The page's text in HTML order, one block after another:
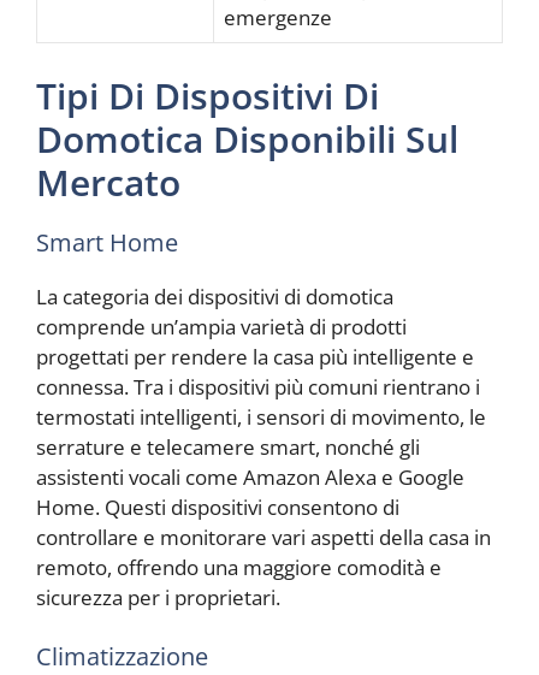
emergenze
Tipi Di Dispositivi Di
Domotica Disponibili Sul
Mercato
Smart Home
La categoria dei dispositivi di domotica
comprende un’ampia varietà di prodotti
progettati per rendere la casa più intelligente e
connessa. Tra i dispositivi più comuni rientrano i
termostati intelligenti, i sensori di movimento, le
serrature e telecamere smart, nonché gli
assistenti vocali come Amazon Alexa e Google
Home. Questi dispositivi consentono di
controllare e monitorare vari aspetti della casa in
remoto, offrendo una maggiore comodità e
sicurezza per i proprietari.
Climatizzazione